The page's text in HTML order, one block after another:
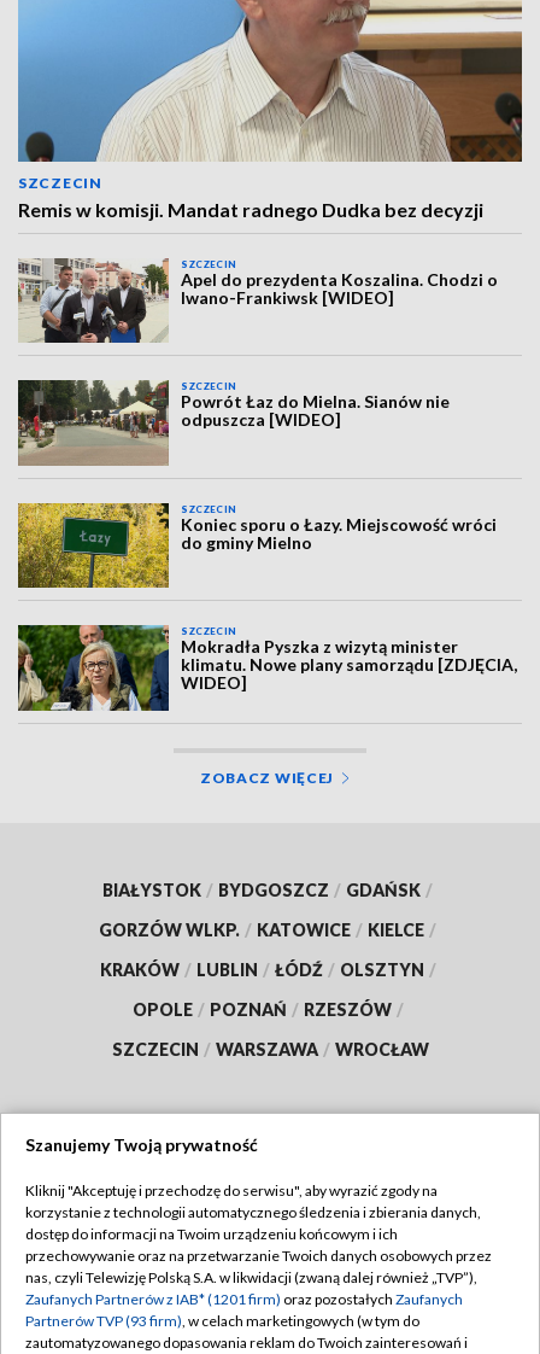
SZCZECIN
Remis w komisji. Mandat radnego Dudka bez decyzji
SZCZECIN
Apel do prezydenta Koszalina. Chodzi o
Iwano-Frankiwsk [WIDEO]
SZCZECIN
Powrót Łaz do Mielna. Sianów nie
odpuszcza [WIDEO]
SZCZECIN
Koniec sporu o Łazy. Miejscowość wróci
do gminy Mielno
SZCZECIN
Mokradła Pyszka z wizytą minister
klimatu. Nowe plany samorządu [ZDJĘCIA,
WIDEO]
ZOBACZ WIĘCEJ
BIAŁYSTOK / BYDGOSZCZ / GDAŃSK /
GORZÓW WLKP. / KATOWICE / KIELCE /
KRAKÓW / LUBLIN / ŁÓDŹ / OLSZTYN /
OPOLE / POZNAŃ / RZESZÓW /
SZCZECIN / WARSZAWA / WROCŁAW
TVP
Abonament TVP
Emisja w TVP
Centrum informacji TVP
Regulamin TVP
Polityka prywatności
Moje zgody
Szanujemy Twoją prywatność
Kliknij "Akceptuję i przechodzę do serwisu", aby wyrazić zgody na
korzystanie z technologii automatycznego śledzenia i zbierania danych,
dostęp do informacji na Twoim urządzeniu końcowym i ich
przechowywanie oraz na przetwarzanie Twoich danych osobowych przez
nas, czyli Telewizję Polską S.A. w likwidacji (zwaną dalej również „TVP”),
Zaufanych Partnerów z IAB* (1201 firm) oraz pozostałych Zaufanych
Partnerów TVP (93 firm), w celach marketingowych (w tym do
zautomatyzowanego dopasowania reklam do Twoich zainteresowań i